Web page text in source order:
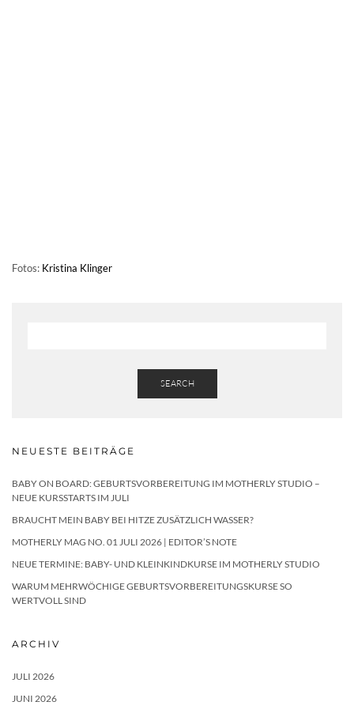
Fotos: Kristina Klinger
SEARCH
NEUESTE BEITRÄGE
BABY ON BOARD: GEBURTSVORBEREITUNG IM MOTHERLY STUDIO –
NEUE KURSSTARTS IM JULI
BRAUCHT MEIN BABY BEI HITZE ZUSÄTZLICH WASSER?
MOTHERLY MAG NO. 01 JULI 2026 | EDITOR’S NOTE
NEUE TERMINE: BABY- UND KLEINKINDKURSE IM MOTHERLY STUDIO
WARUM MEHRWÖCHIGE GEBURTSVORBEREITUNGSKURSE SO
WERTVOLL SIND
ARCHIV
JULI 2026
JUNI 2026